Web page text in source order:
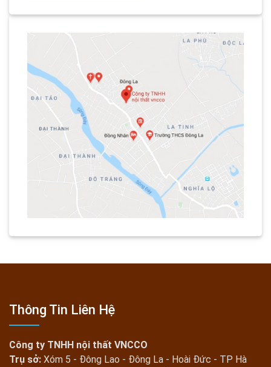
Thông Tin Liên Hệ
Công ty TNHH nội thất VNCCO
Trụ sở: Xóm 5 - Đông Lao - Đông La - Hoài Đức - TP Hà